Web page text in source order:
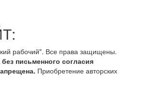
рабочий". Все права защищены.
письменного согласия
Приобретение авторских